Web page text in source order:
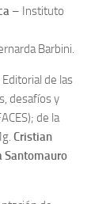
– Instituto
Barbini.
de las
desafíos y
de la
Cristian
Santomauro